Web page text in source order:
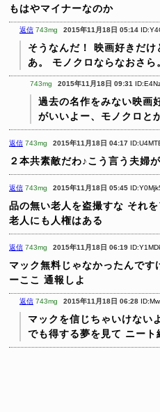
もはやマイナーなのか
返信 743mg 2015年11月18日 05:14
そうなんだ！
映画好きだけ
あ。
モノクロならなおさら
743mg 2015年11月18日 09:31
過去の名作をみない映画
がいいよー、モノクロと
返信 743mg 2015年11月18日 04:17
２本共素敵だわ♪こう言う夫婦
返信 743mg 2015年11月18日 05:45
品の無い老人を盗撮すな それ
老人にも人権はある
返信 743mg 2015年11月18日 06:19
マック無料じゃなかったんです
ーここ 通報しよ
返信 743mg 2015年11月18日 06:28
マックを信じちゃいけない
でも得する夢を見て ニート